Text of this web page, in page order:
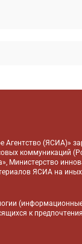
Агентство (ЯСИА)»
коммуникаций
Министерство
ЯСИА на иных
к